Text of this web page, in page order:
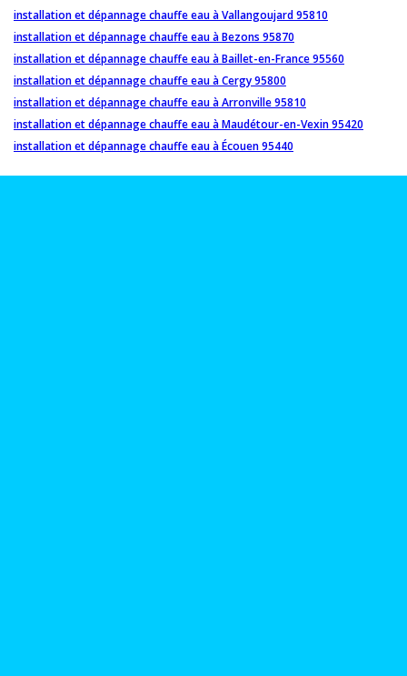
installation et dépannage chauffe eau à Vallangoujard 95810
installation et dépannage chauffe eau à Bezons 95870
installation et dépannage chauffe eau à Baillet-en-France 95560
installation et dépannage chauffe eau à Cergy 95800
installation et dépannage chauffe eau à Arronville 95810
installation et dépannage chauffe eau à Maudétour-en-Vexin 95420
installation et dépannage chauffe eau à Écouen 95440